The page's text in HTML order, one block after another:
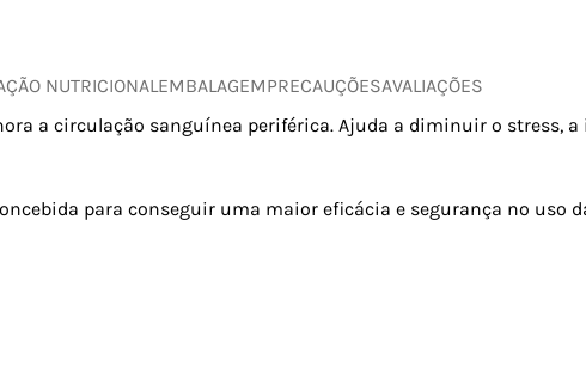
NUTRICIONAL EMBALAGEMPRECAUÇÕESAVALIAÇÕES
a circulação sanguínea periférica. Ajuda a diminuir o stress, a
para conseguir uma maior eficácia e segurança no uso